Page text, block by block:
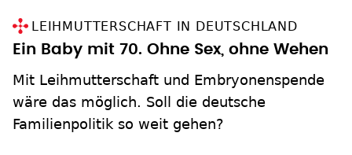
LEIHMUTTERSCHAFT IN DEUTSCHLAND
Ein Baby mit 70. Ohne Sex, ohne Wehen
Mit Leihmutterschaft und Embryonenspende
wäre das möglich. Soll die deutsche
Familienpolitik so weit gehen?